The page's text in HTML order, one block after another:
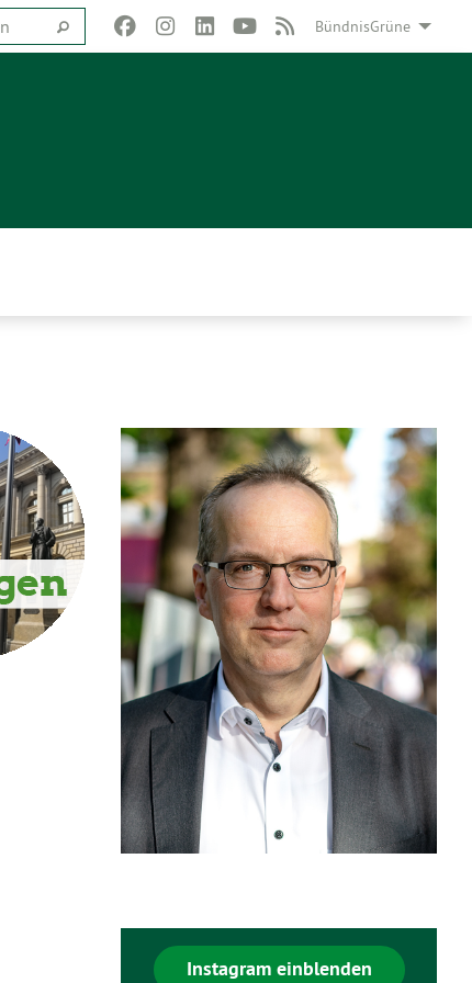
BündnisGrüne
Instagram einblenden